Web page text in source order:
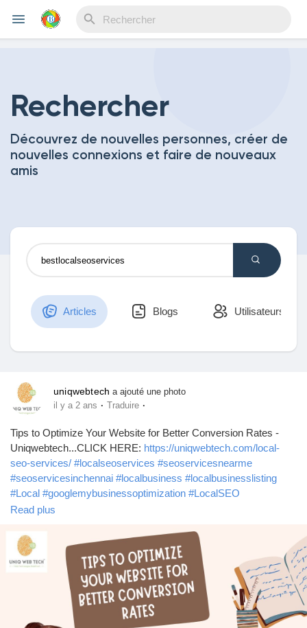
Découvrir Evènements
Découvrir Blogs
Mes Articles
Découvrir Groupes
Découvrir Pages
Rechercher
Découvrez de nouvelles personnes, créer de
nouvelles connexions et faire de nouveaux
amis
Articles Blogs Utilisateurs
uniqwebtech a ajouté une photo
il y a 2 ans · Traduire ·
Tips to Optimize Your Website for Better Conversion Rates -
Uniqwebtech...CLICK HERE: https://uniqwebtech.com/local-
seo-services/ #localseoservices #seoservicesnearme
#seoservicesinchennai #localbusiness #localbusinesslisting
#Local #googlemybusinessoptimization #LocalSEO
#localseoExpert
#socialmediainfluence
#seo
#uniqwebtech #digitalmarketing #localseoagency
Read plus